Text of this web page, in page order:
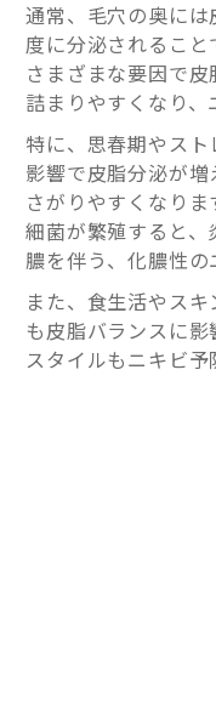
通常、毛穴の奥には
度に分泌されること
さまざまな要因で
詰まりやすくなり、
特に、思春期やス
影響で皮脂分泌が
さがりやすくなり
細菌が繁殖すると、
膿を伴う、化膿性の
また、食生活やス
も皮脂バランスに
スタイルもニキビ予